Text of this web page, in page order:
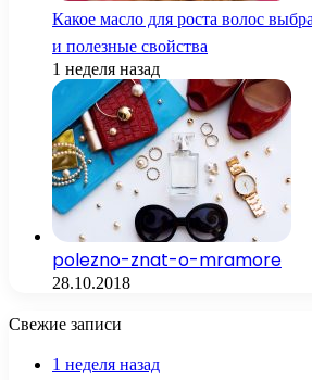
Какое масло для роста волос
и полезные свойства
1 неделя назад
polezno-znat-o-mramore
28.10.2018
Свежие записи
1 неделя назад